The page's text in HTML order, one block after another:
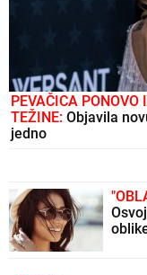
PEVAČICA
TEŽINE: Objavila
jedno